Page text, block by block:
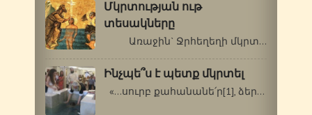
Մկրտության ութ
տեսակները
Առաջին` Ջրհեղեղի մկրտությունը…
Ինչպե՞ս է պետք մկրտել
«...սուրբ քահանանե՛ր[1], ձեր եկեղեցիներում…